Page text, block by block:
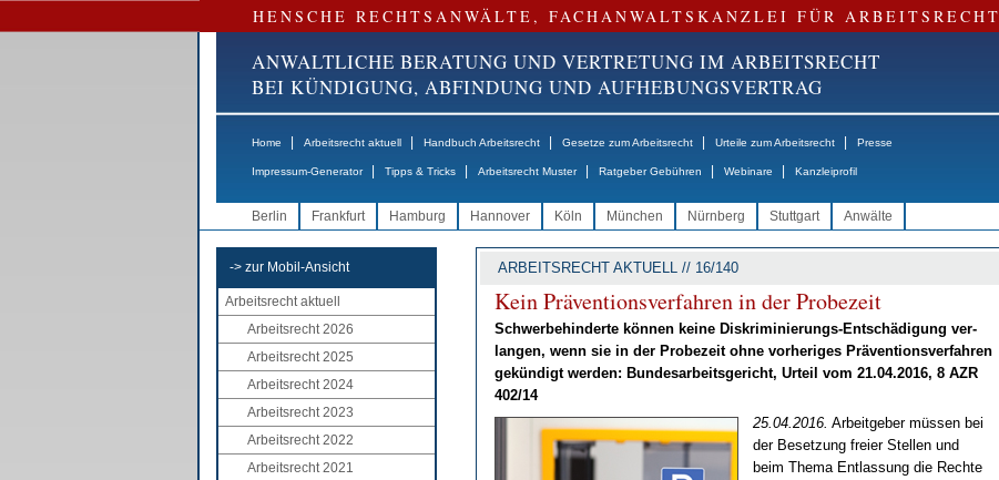
HENSCHE RECHTSANWÄLTE, FACHANWALTSKANZLEI FÜR ARBEITSRECHT
ANWALTLICHE BERATUNG UND VERTRETUNG IM ARBEITSRECHT
BEI KÜNDIGUNG, ABFINDUNG UND AUFHEBUNGSVERTRAG
Home Arbeitsrecht aktuell Handbuch Arbeitsrecht Gesetze zum Arbeitsrecht Urteile zum Arbeitsrecht Presse
Impressum-Generator Tipps & Tricks Arbeitsrecht Muster Ratgeber Gebühren Webinare Kanzleiprofil
Berlin Frankfurt Hamburg Hannover Köln München Nürnberg Stuttgart Anwälte
-> zur Mobil-Ansicht
Arbeitsrecht aktuell
Arbeitsrecht 2026
Arbeitsrecht 2025
Arbeitsrecht 2024
Arbeitsrecht 2023
Arbeitsrecht 2022
Arbeitsrecht 2021
ARBEITSRECHT AKTUELL // 16/140
Kein Prä­ven­ti­ons­ver­fah­ren in der Pro­be­zeit
Schwer­be­hin­der­te kön­nen kei­ne Dis­kri­mi­nie­rungs-Ent­schä­di­gung ver­
lan­gen, wenn sie in der Pro­be­zeit oh­ne vor­he­ri­ges Prä­ven­ti­ons­ver­fah­ren
ge­kün­digt wer­den: Bun­des­ar­beits­ge­richt, Ur­teil vom 21.04.2016, 8 AZR
402/14
25.04.2016. Ar­beit­ge­ber müs­sen bei
der Be­set­zung frei­er Stel­len und
beim The­ma Ent­las­sung die Rech­te